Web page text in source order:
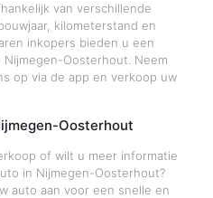
van verschillende
kilometerstand en
inkopers bieden u een
Oosterhout. Neem
op via de app en verkoop uw
Oosterhout
of wilt u meer informatie
in Nijmegen-Oosterhout?
auto aan voor een snelle en